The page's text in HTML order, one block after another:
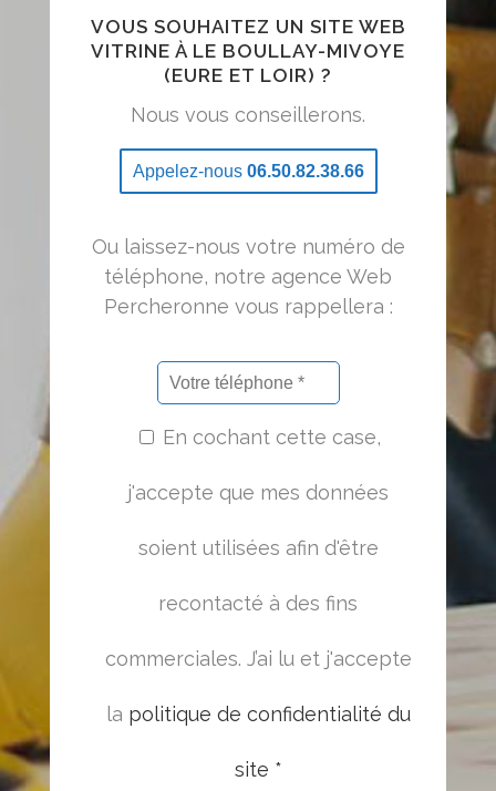
VOUS SOUHAITEZ UN SITE WEB
VITRINE À LE BOULLAY-MIVOYE
(EURE ET LOIR) ?
Nous vous conseillerons.
Appelez-nous 06.50.82.38.66
Ou laissez-nous votre numéro de
téléphone, notre agence Web
Percheronne vous rappellera :
En cochant cette case,
j'accepte que mes données
soient utilisées afin d'être
recontacté à des fins
commerciales. J’ai lu et j'accepte
la politique de confidentialité du
site *